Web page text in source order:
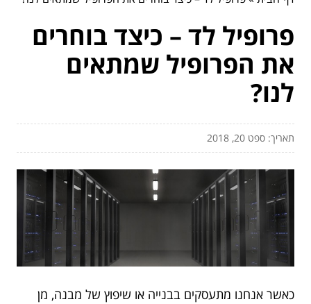
פרופיל לד – כיצד בוחרים
את הפרופיל שמתאים
לנו?
תאריך: ספט 20, 2018
כאשר אנחנו מתעסקים בבנייה או שיפוץ של מבנה, מן